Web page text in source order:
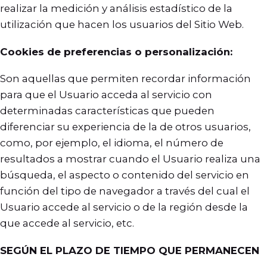
realizar la medición y análisis estadístico de la
utilización que hacen los usuarios del Sitio Web.
Cookies de preferencias o personalización:
Son aquellas que permiten recordar información
para que el Usuario acceda al servicio con
determinadas características que pueden
diferenciar su experiencia de la de otros usuarios,
como, por ejemplo, el idioma, el número de
resultados a mostrar cuando el Usuario realiza una
búsqueda, el aspecto o contenido del servicio en
función del tipo de navegador a través del cual el
Usuario accede al servicio o de la región desde la
que accede al servicio, etc.
SEGÚN EL PLAZO DE TIEMPO QUE PERMANECEN